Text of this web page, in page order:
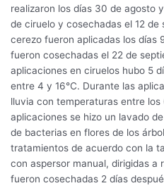
realizaron los días 30 de agosto
de ciruelo y cosechadas el 12
cerezo fueron aplicadas los días
fueron cosechadas el 22 de
aplicaciones en ciruelos hubo 5
entre 4 y 16°C. Durante las
lluvia con temperaturas entre los
aplicaciones se hizo un lavado
de bacterias en flores de los
tratamientos de acuerdo con la
con aspersor manual, dirigidas a
fueron cosechadas 2 días